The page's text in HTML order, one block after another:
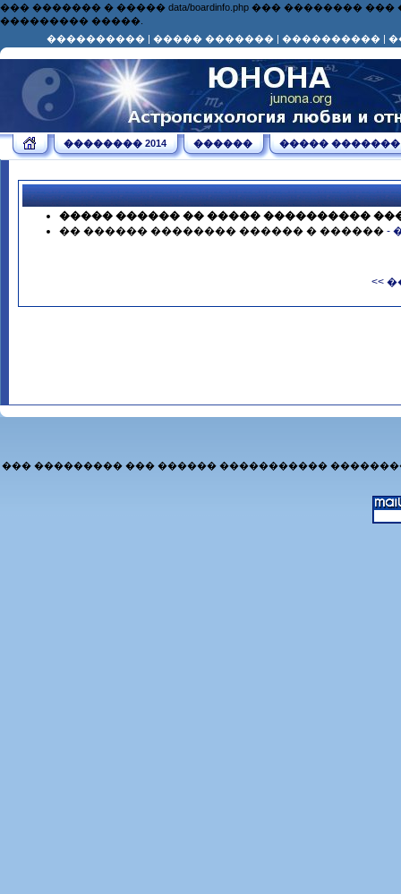
��� ������� � ����� data/boardinfo.php ���
��������� �����.
���������� | ����� ������� | ���������� |
�������� 2014 ������ ����� �������
����� ������ �� ����� ����������
�� ������ �������� ������ � ������ -
<<
��� ��������� ��� ������ �����������